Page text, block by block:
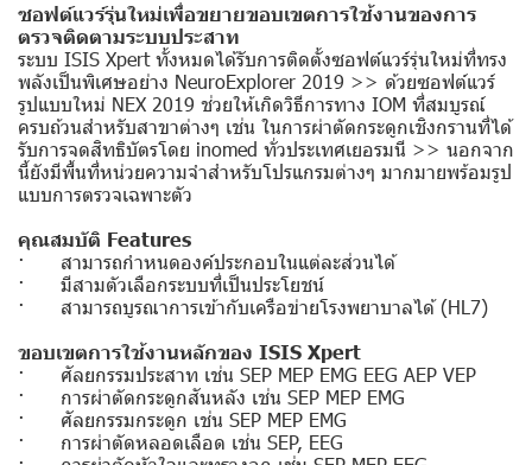
ซอฟต์แวร์รุ่นใหม่เพื่อขยายขอบเขตการใช้งานของการ
ตรวจติดตามระบบประสาท
ระบบ ISIS Xpert ทั้งหมดได้รับการติดตั้งซอฟต์แวร์รุ่นใหม่ที่ทรง
พลังเป็นพิเศษอย่าง NeuroExplorer 2019 >> ด้วยซอฟต์แวร์
รูปแบบใหม่ NEX 2019 ช่วยให้เกิดวิธีการทาง IOM ที่สมบูรณ์
ครบถ้วนสำหรับสาขาต่างๆ เช่น ในการผ่าตัดกระดูกเชิงกรานที่ได้
รับการจดสิทธิบัตรโดย inomed ทั่วประเทศเยอรมนี >> นอกจาก
นี้ยังมีพื้นที่หน่วยความจำสำหรับโปรแกรมต่างๆ มากมายพร้อมรูป
แบบการตรวจเฉพาะตัว
คุณสมบัติ Features
· สามารถกำหนดองค์ประกอบในแต่ละส่วนได้
· มีสามตัวเลือกระบบที่เป็นประโยชน์
· สามารถบูรณาการเข้ากับเครือข่ายโรงพยาบาลได้ (HL7)
ขอบเขตการใช้งานหลักของ ISIS Xpert
· ศัลยกรรมประสาท เช่น SEP MEP EMG EEG AEP VEP
· การผ่าตัดกระดูกสันหลัง เช่น SEP MEP EMG
· ศัลยกรรมกระดูก เช่น SEP MEP EMG
· การผ่าตัดหลอดเลือด เช่น SEP, EEG